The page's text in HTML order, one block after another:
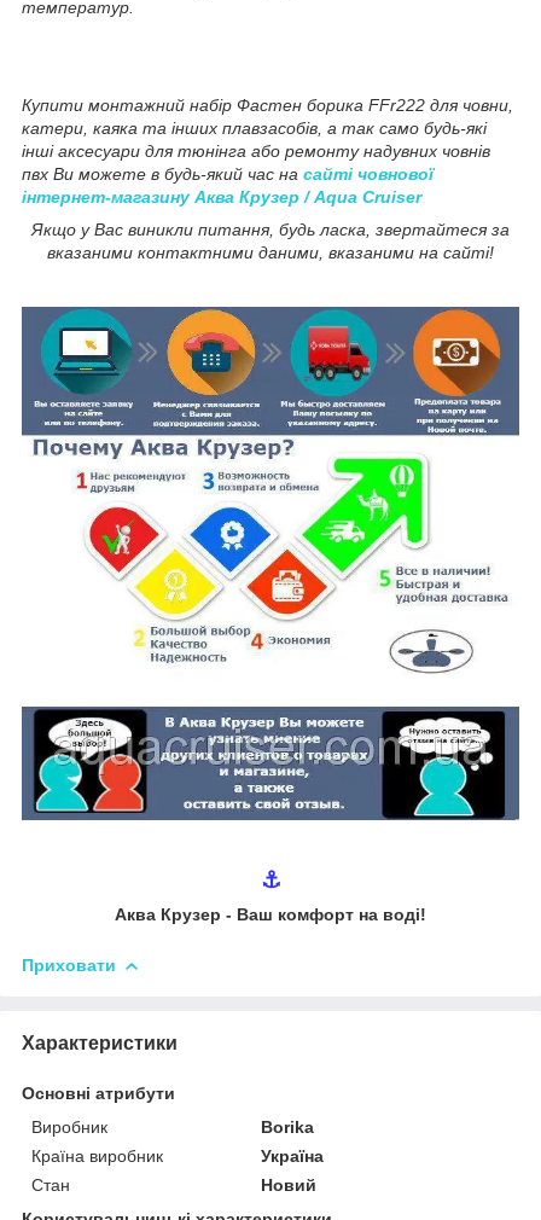
температур.
Купити монтажний набір Фастен борика FFr222 для човни,
катери, каяка та інших плавзасобів, а так само будь-які
інші аксесуари для тюнінга або ремонту надувних човнів
пвх Ви можете в будь-який час на сайті човнової
інтернет-магазину Аква Крузер / Aqua Cruiser
Якщо у Вас виникли питання, будь ласка, звертайтеся за
вказаними контактними даними, вказаними на сайті!
⚓
Аква Крузер - Ваш комфорт на воді!
Приховати
Характеристики
Основні атрибути
Виробник
Borika
Країна виробник
Україна
Стан
Новий